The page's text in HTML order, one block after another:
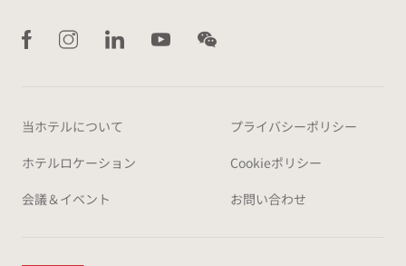
当ホテルについて
ホテルロケーション
会議＆イベント
プライバシーポリシー
Cookieポリシー
お問い合わせ